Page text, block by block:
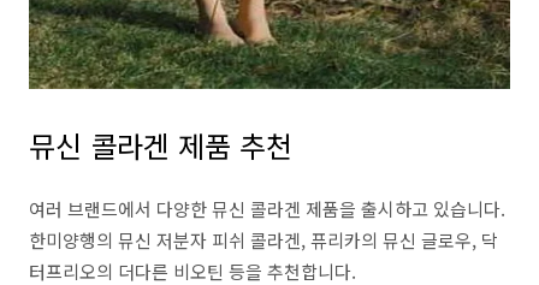
뮤신 콜라겐 제품 추천
여러 브랜드에서 다양한 뮤신 콜라겐 제품을 출시하고 있습니다.
한미양행의 뮤신 저분자 피쉬 콜라겐, 퓨리카의 뮤신 글로우, 닥
터프리오의 더다른 비오틴 등을 추천합니다.